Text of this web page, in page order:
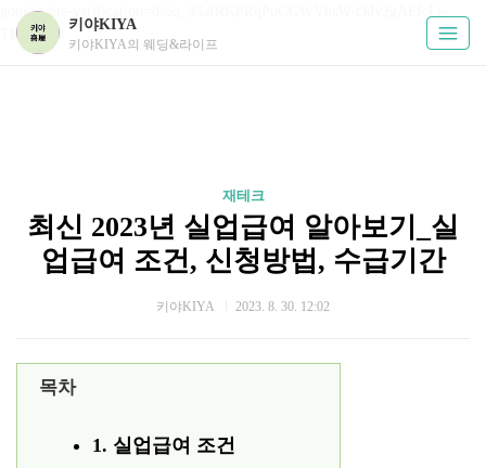
google-site-verification=ds6q_33afRKPRqPuGGWVhsW-Odv2gAFIcFe-
TKUPHos
키야KIYA
키야KIYA의 웨딩&라이프
재테크
최신 2023년 실업급여 알아보기_실
업급여 조건, 신청방법, 수급기간
키야KIYA 2023. 8. 30. 12:02
목차
1. 실업급여 조건